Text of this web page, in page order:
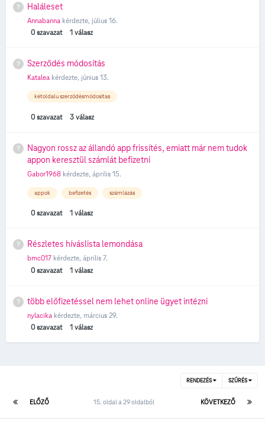
Haláleset
Annabanna kérdezte, július 16.
0 szavazat 1 válasz
Szerződés módosítás
Katalea kérdezte, június 13.
kétoldalu szerződésmódositas
0 szavazat 3 válasz
Nagyon rossz az állandó app frissítés, emiatt már nem tudok
appon keresztül számlát befizetni
Gabor1968 kérdezte, április 15.
appok befizetés számlázás
0 szavazat 1 válasz
Részletes híváslista lemondása
bmc017 kérdezte, április 7.
0 szavazat 1 válasz
több előfizetéssel nem lehet online ügyet intézni
nylacika kérdezte, március 29.
0 szavazat 1 válasz
RENDEZÉS SZŰRÉS
ELŐZŐ KÖVETKEZŐ
15. oldal a 29 oldalból